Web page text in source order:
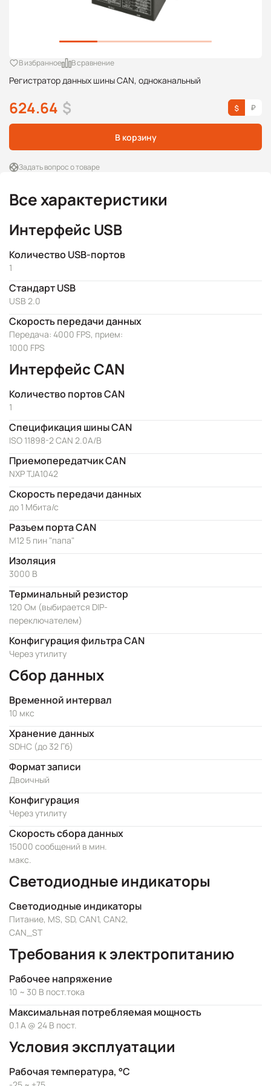
Регистратор данных шины CAN, одноканальный
В избранное В сравнение
624.64 $
В корзину
Задать вопрос о товаре
Все характеристики
Интерфейс USB
Количество USB-портов
1
Стандарт USB
USB 2.0
Скорость передачи данных
Передача: 4000 FPS, прием:
1000 FPS
Интерфейс CAN
Количество портов CAN
1
Спецификация шины CAN
ISO 11898-2 CAN 2.0A/B
Приемопередатчик CAN
NXP TJA1042
Скорость передачи данных
до 1 Мбита/с
Разъем порта CAN
М12 5 пин "папа"
Изоляция
3000 В
Терминальный резистор
120 Ом (выбирается DIP-
переключателем)
Конфигурация фильтра CAN
Через утилиту
Сбор данных
Временной интервал
10 мкс
Хранение данных
SDHC (до 32 Гб)
Формат записи
Двоичный
Конфигурация
Через утилиту
Скорость сбора данных
15000 сообщений в мин.
макс.
Светодиодные индикаторы
Светодиодные индикаторы
Питание, MS, SD, CAN1, CAN2,
CAN_ST
Требования к электропитанию
Рабочее напряжение
10 ~ 30 В пост.тока
Максимальная потребляемая мощность
0.1 А @ 24 В пост.
Условия эксплуатации
Рабочая температура, °C